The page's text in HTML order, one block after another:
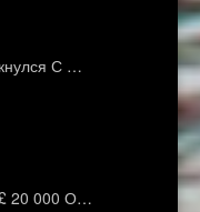
С …
20 000 О…